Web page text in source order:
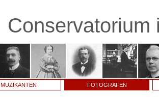
Conservatorium
MUZIKANTEN FOTOGRAFEN